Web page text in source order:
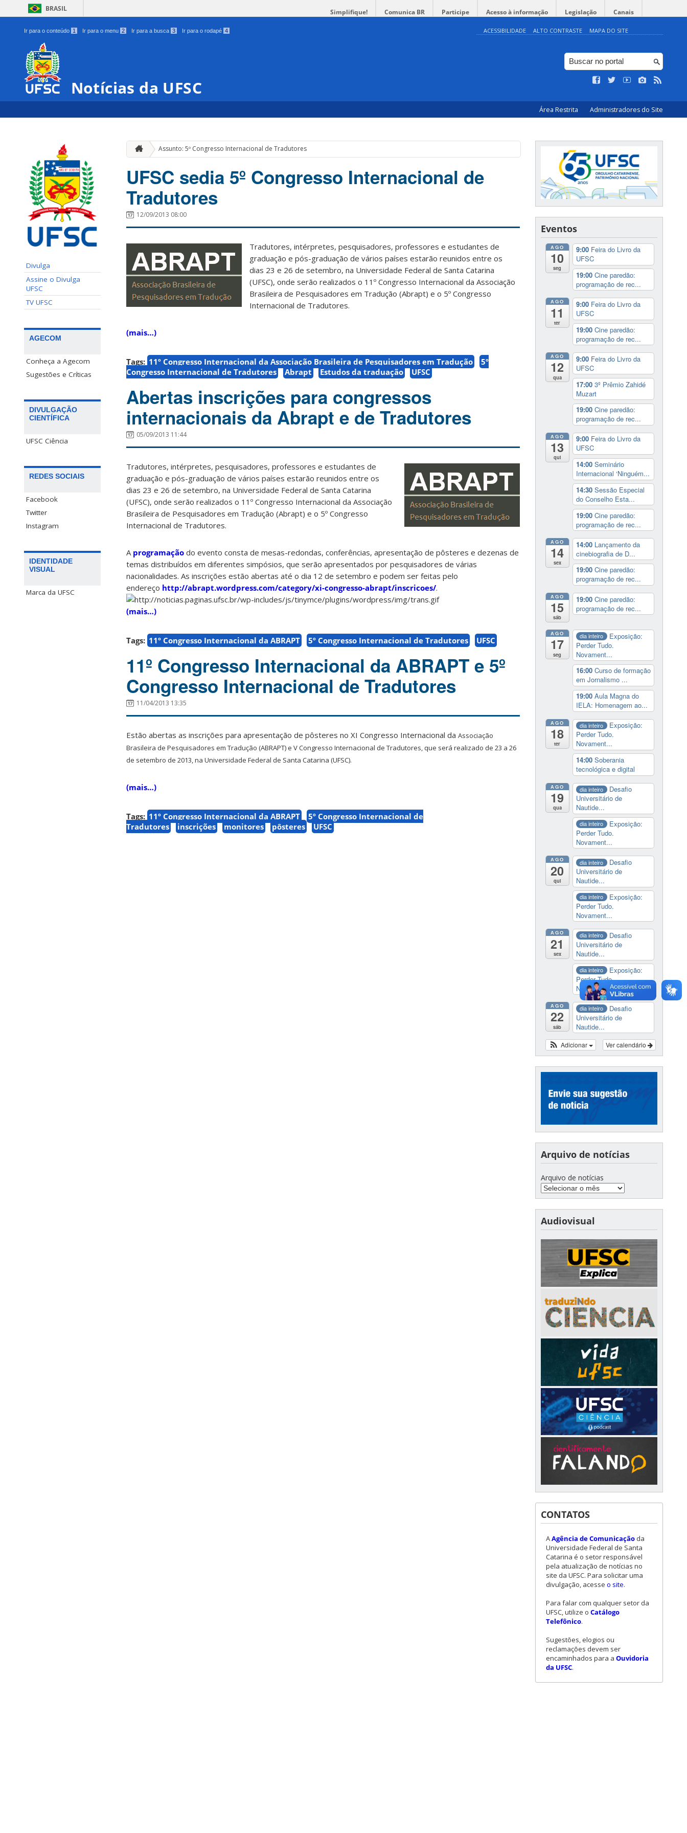
BRASIL Simplifique! Comunica BR Participe Acesso à informação Legislação Canais
Ir para o conteúdo 1 Ir para o menu 2 Ir para a busca 3 Ir para o rodapé 4 ACESSIBILIDADE ALTO CONTRASTE MAPA DO SITE
Notícias da UFSC
Área Restrita Administradores do Site
Divulga
Assine o Divulga
UFSC
TV UFSC
AGECOM
Conheça a Agecom
Sugestões e Críticas
DIVULGAÇÃO
CIENTÍFICA
UFSC Ciência
REDES SOCIAIS
Facebook
Twitter
Instagram
IDENTIDADE
VISUAL
Marca da UFSC
Assunto: 5º Congresso Internacional de Tradutores
UFSC sedia 5º Congresso Internacional de
Tradutores
12/09/2013 08:00
Tradutores, intérpretes, pesquisadores, professores e estudantes de
graduação e pós-graduação de vários países estarão reunidos entre os
dias 23 e 26 de setembro, na Universidade Federal de Santa Catarina
(UFSC), onde serão realizados o 11º Congresso Internacional da Associação
Brasileira de Pesquisadores em Tradução (Abrapt) e o 5º Congresso
Internacional de Tradutores.
(mais…)
Tags: 11º Congresso Internacional da Associação Brasileira de Pesquisadores em Tradução
5º
Congresso Internacional de Tradutores
Abrapt Estudos da traduação UFSC
Abertas inscrições para congressos
internacionais da Abrapt e de Tradutores
05/09/2013 11:44
Tradutores, intérpretes, pesquisadores, professores e estudantes de
graduação e pós-graduação de vários países estarão reunidos entre os
dias 23 e 26 de setembro, na Universidade Federal de Santa Catarina
(UFSC), onde serão realizados o 11º Congresso Internacional da Associação
Brasileira de Pesquisadores em Tradução (Abrapt) e o 5º Congresso
Internacional de Tradutores.
A programação do evento consta de mesas-redondas, conferências, apresentação de pôsteres e dezenas de
temas distribuídos em diferentes simpósios, que serão apresentados por pesquisadores de várias
nacionalidades. As inscrições estão abertas até o dia 12 de setembro e podem ser feitas pelo
endereço http://abrapt.wordpress.com/category/xi-congresso-abrapt/inscricoes/.
(mais…)
Tags: 11º Congresso Internacional da ABRAPT 5º Congresso Internacional de Tradutores UFSC
11º Congresso Internacional da ABRAPT e 5º
Congresso Internacional de Tradutores
11/04/2013 13:35
Estão abertas as inscrições para apresentação de pôsteres no XI Congresso Internacional da Associação
Brasileira de Pesquisadores em Tradução (ABRAPT) e V Congresso Internacional de Tradutores, que será realizado de 23 a 26
de setembro de 2013, na Universidade Federal de Santa Catarina (UFSC).
(mais…)
Tags: 11º Congresso Internacional da ABRAPT
5º Congresso Internacional de
Tradutores
inscrições monitores pôsteres UFSC
Eventos
AGO
10
seg
9:00 Feira do Livro da
UFSC
19:00 Cine paredão:
programação de rec...
AGO
11
ter
9:00 Feira do Livro da
UFSC
19:00 Cine paredão:
programação de rec...
AGO
12
qua
9:00 Feira do Livro da
UFSC
17:00 3º Prêmio Zahidé
Muzart
19:00 Cine paredão:
programação de rec...
AGO
13
qui
9:00 Feira do Livro da
UFSC
14:00 Seminário
Internacional ‘Ninguém...
14:30 Sessão Especial
do Conselho Esta...
19:00 Cine paredão:
programação de rec...
AGO
14
sex
14:00 Lançamento da
cinebiografia de D...
19:00 Cine paredão:
programação de rec...
AGO
15
sáb
19:00 Cine paredão:
programação de rec...
AGO
17
seg
dia inteiro
Exposição:
Perder Tudo.
Novament...
16:00 Curso de formação
em Jornalismo ...
19:00 Aula Magna do
IELA: Homenagem ao...
AGO
18
ter
dia inteiro
Exposição:
Perder Tudo.
Novament...
14:00 Soberania
tecnológica e digital
AGO
19
qua
dia inteiro
Desafio
Universitário de
Nautide...
dia inteiro
Exposição:
Perder Tudo.
Novament...
AGO
20
qui
dia inteiro
Desafio
Universitário de
Nautide...
dia inteiro
Exposição:
Perder Tudo.
Novament...
AGO
21
sex
dia inteiro
Desafio
Universitário de
Nautide...
dia inteiro
Exposição:
Perder Tudo.
Novament...
AGO
22
sáb
dia inteiro
Desafio
Universitário de
Nautide...
Ver calendário
Adicionar
Arquivo de notícias
Arquivo de notícias
Audiovisual
CONTATOS
AAgência de Comunicação da
Universidade Federal de Santa
Catarina é o setor responsável
pela atualização de notícias no
site da UFSC. Para solicitar uma
divulgação, acesse o site.
Para falar com qualquer setor da
UFSC, utilize o Catálogo
Telefônico.
Sugestões, elogios ou
reclamações devem ser
encaminhados para a Ouvidoria
da UFSC.